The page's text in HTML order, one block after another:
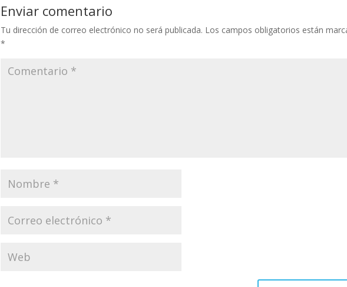
Enviar comentario
Tu dirección de correo electrónico no será publicada. Los campos obligatorios están
*